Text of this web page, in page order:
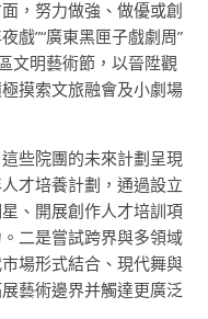
，努力做強、做優或創
戲”“廣東黑匣子戲劇周”
文明藝術節，以晉陞觀
極摸索文旅融會及小劇場
些院團的未來計劃呈現
才培養計劃，通過設立
、開展創作人才培訓項
二是嘗試跨界與多領域
場形式結合、現代舞與
藝術邊界并觸達更廣泛